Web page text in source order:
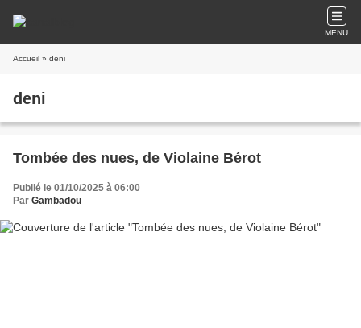
MENU
Accueil » deni
deni
Tombée des nues, de Violaine Bérot
Publié le 01/10/2025 à 06:00
Par Gambadou